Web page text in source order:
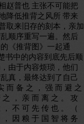
赵普也 主张不可能把
降低推背之风所 带来
取来旧存的刻本，亲加
顺序重写一遍。然后
《推背图》一起通
书中的内容到底先后顺
由于内容烦琐，他们
真，最终达到了自己
而 备 之 ， 强 而 避 之
之 ， 亲 而 离 之 。 攻
不 可 先 传 也 。 （
因 粮 于 国 智 将 务